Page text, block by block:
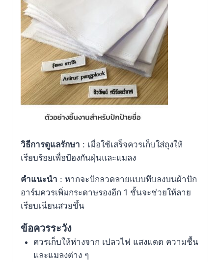
วิธีการดูแลรักษา : เมื่อใช้เสร็จควรเก็บใส่ถุงให้
เรียบร้อยเพื่อป้องกันฝุ่นและแมลง
คำแนะนำ : หากจะปักลวดลายแบบทึบลงบนผ้าปัก
อาร์มควรเพิ่มกระดาษรองอีก 1 ชั้นจะช่วยให้ลาย
เรียบเนียนสวยขึ้น
ข้อควรระวัง
ควรเก็บให้ห่างจาก เปลวไฟ แสงแดด ความชื้น
และแมลงต่าง ๆ